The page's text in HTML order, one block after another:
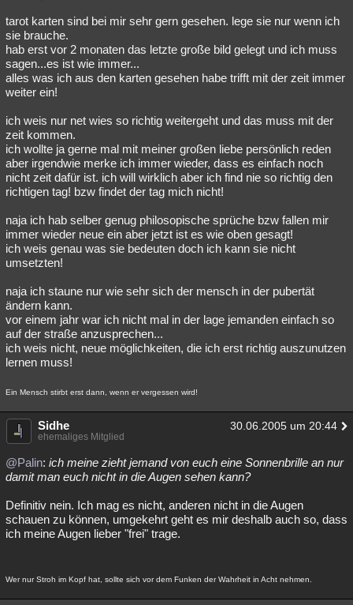
tarot karten sind bei mir sehr gern gesehen. lege sie nur wenn ich
sie brauche.
hab erst vor 2 monaten das letzte große bild gelegt und ich muss
sagen...es ist wie immer...
alles was ich aus den karten gesehen habe trifft mit der zeit immer
weiter ein!
ich weis nur net wies so richtig weitergeht und das muss mit der
zeit kommen.
ich wollte ja gerne mal mit meiner großen liebe persönlich reden
aber irgendwie merke ich immer wieder, dass es einfach noch
nicht zeit dafür ist. ich will wirklich aber ich find nie so richtig den
richtigen tag! bzw findet der tag mich nicht!
naja ich hab selber genug philosopische sprüche bzw fallen mir
immer wieder neue ein aber jetzt ist es wie oben gesagt!
ich weis genau was sie bedeuten doch ich kann sie nicht
umsetzten!
naja ich staune nur wie sehr sich der mensch in der pubertät
ändern kann.
vor einem jahr war ich nicht mal in der lage jemanden einfach so
auf der straße anzusprechen...
ich weis nicht, neue möglichkeiten, die ich erst richtig auszunutzen
lernen muss!
Ein Mensch stirbt erst dann, wenn er vergessen wird!
Sidhe 30.06.2005 um 20:44
ehemaliges Mitglied
@Palin: ich meine zieht jemand von euch eine Sonnenbrille an nur
damit man euch nicht in die Augen sehen kann?
Definitiv nein. Ich mag es nicht, anderen nicht in die Augen
schauen zu können, umgekehrt geht es mir deshalb auch so, dass
ich meine Augen lieber "frei" trage.
Wer nur Stroh im Kopf hat, sollte sich vor dem Funken der Wahrheit in Acht nehmen.